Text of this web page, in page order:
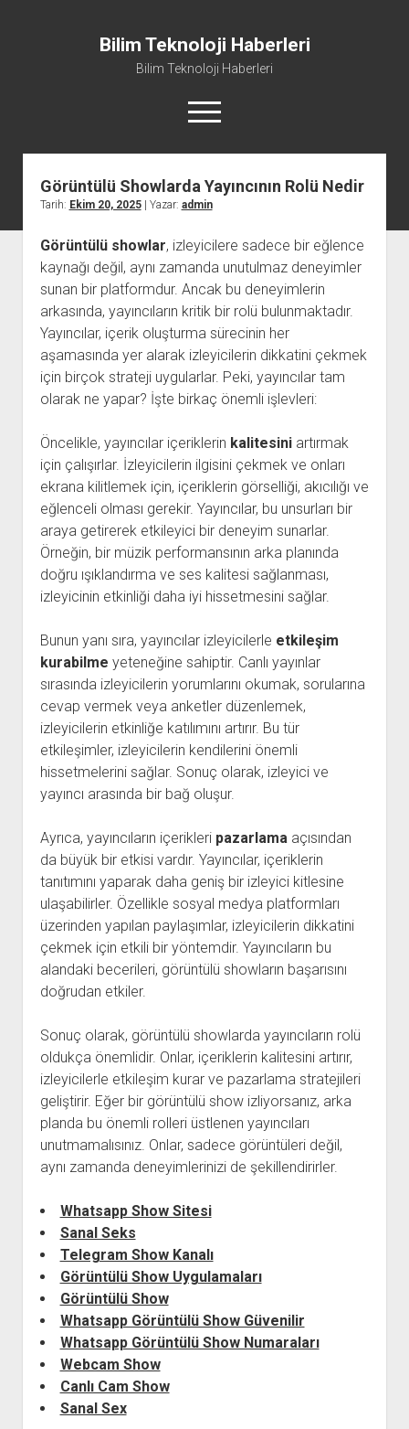
Bilim Teknoloji Haberleri
Bilim Teknoloji Haberleri
menüyü
aç
Liste
Tiktok Beğeni Kasma
Twitter Izlenme Arttırma Parasız
Görüntülü Showlarda Yayıncının Rolü Nedir
Tarih: Ekim 20, 2025| Yazar: admin
Görüntülü showlar, izleyicilere sadece bir eğlence
kaynağı değil, aynı zamanda unutulmaz deneyimler
sunan bir platformdur. Ancak bu deneyimlerin
arkasında, yayıncıların kritik bir rolü bulunmaktadır.
Yayıncılar, içerik oluşturma sürecinin her
aşamasında yer alarak izleyicilerin dikkatini çekmek
için birçok strateji uygularlar. Peki, yayıncılar tam
olarak ne yapar? İşte birkaç önemli işlevleri:
Öncelikle, yayıncılar içeriklerin kalitesiniartırmak
için çalışırlar. İzleyicilerin ilgisini çekmek ve onları
ekrana kilitlemek için, içeriklerin görselliği, akıcılığı ve
eğlenceli olması gerekir. Yayıncılar, bu unsurları bir
araya getirerek etkileyici bir deneyim sunarlar.
Örneğin, bir müzik performansının arka planında
doğru ışıklandırma ve ses kalitesi sağlanması,
izleyicinin etkinliği daha iyi hissetmesini sağlar.
Bunun yanı sıra, yayıncılar izleyicilerle etkileşim
kurabilme yeteneğine sahiptir. Canlı yayınlar
sırasında izleyicilerin yorumlarını okumak, sorularına
cevap vermek veya anketler düzenlemek,
izleyicilerin etkinliğe katılımını artırır. Bu tür
etkileşimler, izleyicilerin kendilerini önemli
hissetmelerini sağlar. Sonuç olarak, izleyici ve
yayıncı arasında bir bağ oluşur.
Ayrıca, yayıncıların içerikleri pazarlamaaçısından
da büyük bir etkisi vardır. Yayıncılar, içeriklerin
tanıtımını yaparak daha geniş bir izleyici kitlesine
ulaşabilirler. Özellikle sosyal medya platformları
üzerinden yapılan paylaşımlar, izleyicilerin dikkatini
çekmek için etkili bir yöntemdir. Yayıncıların bu
alandaki becerileri, görüntülü showların başarısını
doğrudan etkiler.
Sonuç olarak, görüntülü showlarda yayıncıların rolü
oldukça önemlidir. Onlar, içeriklerin kalitesini artırır,
izleyicilerle etkileşim kurar ve pazarlama stratejileri
geliştirir. Eğer bir görüntülü show izliyorsanız, arka
planda bu önemli rolleri üstlenen yayıncıları
unutmamalısınız. Onlar, sadece görüntüleri değil,
aynı zamanda deneyimlerinizi de şekillendirirler.
Whatsapp Show Sitesi
Sanal Seks
Telegram Show Kanalı
Görüntülü Show Uygulamaları
Görüntülü Show
Whatsapp Görüntülü Show Güvenilir
Whatsapp Görüntülü Show Numaraları
Webcam Show
Canlı Cam Show
Sanal Sex